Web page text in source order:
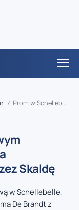
/ Prom w Schellebelle z nowym operatorem – od 1 stycznia elektryczne przeprawy przez Skaldę
Skaldę
w Schellebelle,
De Brandt z